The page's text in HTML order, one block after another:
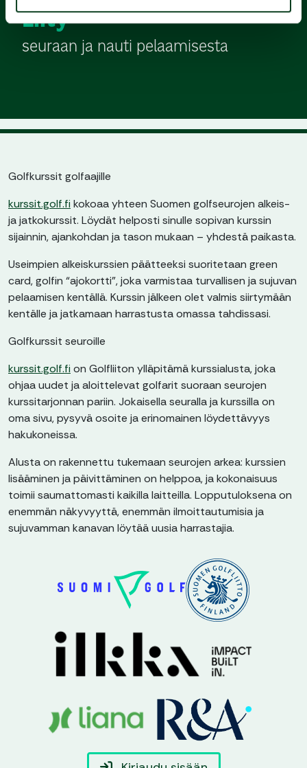
Liity
seuraan ja nauti pelaamisesta
Golfkurssit golfaajille
kurssit.golf.fi kokoaa yhteen Suomen golfseurojen alkeis-
ja jatkokurssit. Löydät helposti sinulle sopivan kurssin
sijainnin, ajankohdan ja tason mukaan – yhdestä paikasta.
Useimpien alkeiskurssien päätteeksi suoritetaan green
card, golfin “ajokortti”, joka varmistaa turvallisen ja sujuvan
pelaamisen kentällä. Kurssin jälkeen olet valmis siirtymään
kentälle ja jatkamaan harrastusta omassa tahdissasi.
Golfkurssit seuroille
kurssit.golf.fi on Golfliiton ylläpitämä kurssialusta, joka
ohjaa uudet ja aloittelevat golfarit suoraan seurojen
kurssitarjonnan pariin. Jokaisella seuralla ja kurssilla on
oma sivu, pysyvä osoite ja erinomainen löydettävyys
hakukoneissa.
Alusta on rakennettu tukemaan seurojen arkea: kurssien
lisääminen ja päivittäminen on helppoa, ja kokonaisuus
toimii saumattomasti kaikilla laitteilla. Lopputuloksena on
enemmän näkyvyyttä, enemmän ilmoittautumisia ja
sujuvamman kanavan löytää uusia harrastajia.